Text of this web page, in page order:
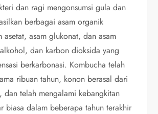
dan ragi mengonsumsi gula dan
berbagai asam organik
asetat, asam glukonat, dan asam
dan karbon dioksida yang
berkarbonasi. Kombucha telah
ribuan tahun, konon berasal dari
dan telah mengalami kebangkitan
biasa dalam beberapa tahun terakhir